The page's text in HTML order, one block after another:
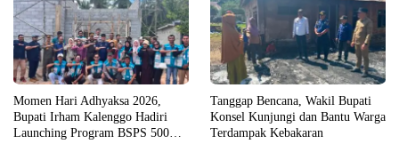
Momen Hari Adhyaksa 2026,
Bupati Irham Kalenggo Hadiri
Launching Program BSPS 500
Tanggap Bencana, Wakil Bupati
Konsel Kunjungi dan Bantu Warga
Terdampak Kebakaran